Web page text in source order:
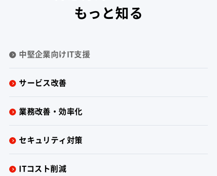
もっと知る
中堅企業向けIT支援
サービス改善
業務改善・効率化
セキュリティ対策
ITコスト削減